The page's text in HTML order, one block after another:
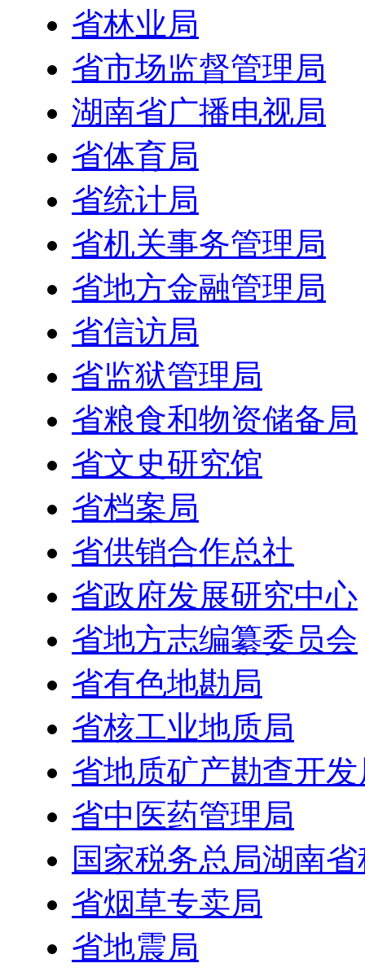
省林业局
省市场监督管理局
湖南省广播电视局
省体育局
省统计局
省机关事务管理局
省地方金融管理局
省信访局
省监狱管理局
省粮食和物资储备局
省文史研究馆
省档案局
省供销合作总社
省政府发展研究中心
省地方志编纂委员会
省有色地勘局
省核工业地质局
省地质矿产勘查开发
省中医药管理局
国家税务总局湖南
省烟草专卖局
省地震局